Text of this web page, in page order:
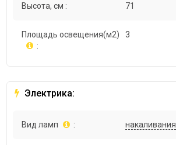
Высота, см : 71
Площадь освещения(м2)
:
3
Электрика:
Вид ламп : накаливания